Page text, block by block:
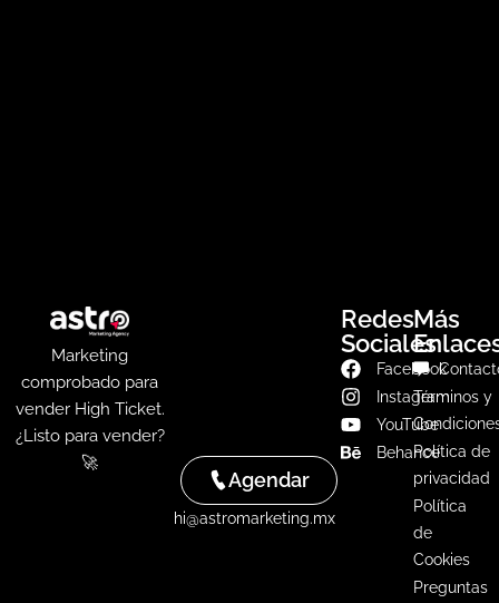
Marketing
comprobado para
vender High Ticket.
¿Listo para vender?
🚀
Agendar
hi@astromarketing.mx
Redes
Sociales
Facebook
Instagram
YouTube
Behance
Más
Términos y
Política de
privacidad
Política
de
Cookies
Preguntas